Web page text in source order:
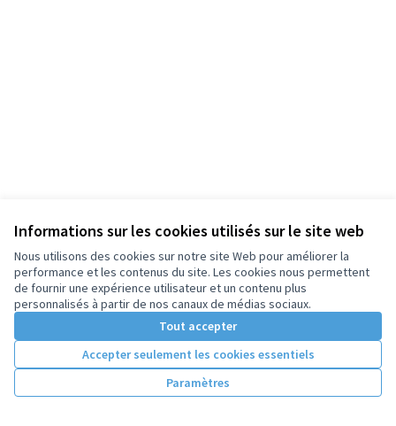
Informations sur les cookies utilisés sur le site web
Nous utilisons des cookies sur notre site Web pour améliorer la
performance et les contenus du site. Les cookies nous permettent
de fournir une expérience utilisateur et un contenu plus
personnalisés à partir de nos canaux de médias sociaux.
Tout accepter
Accepter seulement les cookies essentiels
Paramètres